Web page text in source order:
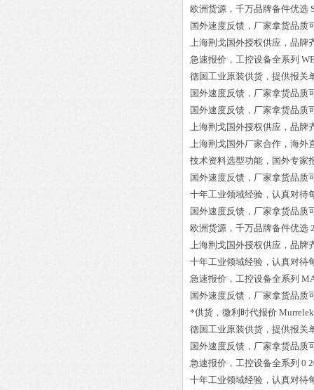
欧洲货源，千万品牌备件优选
国外速度反馈，厂家拿货品质
上海荆戈国外授权供应，品牌
急速报价，工控设备全系列
德国工业原装供货，提供报关
国外速度反馈，厂家拿货品质
国外速度反馈，厂家拿货品质
上海荆戈国外授权供应，品牌
上海荆戈国外厂家合作，海外
技术资料选型功能，国外专家
国外速度反馈，厂家拿货品质
十年工业领域经验，认真对待
国外速度反馈，厂家拿货品质
欧洲货源，千万品牌备件优选
上海荆戈国外授权供应，品牌
十年工业领域经验，认真对待
急速报价，工控设备全系列
国外速度反馈，厂家拿货品质
*供货，微利时代报价
德国工业原装供货，提供报关
国外速度反馈，厂家拿货品质
急速报价，工控设备全系列 0
十年工业领域经验，认真对待